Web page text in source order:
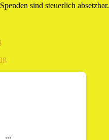
sind steuerlich absetzbar.